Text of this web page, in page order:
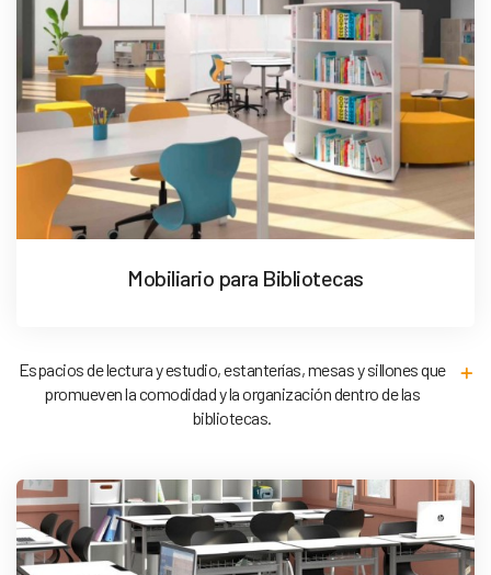
Mobiliario para Bibliotecas
Espacios de lectura y estudio, estanterías, mesas y sillones que
promueven la comodidad y la organización dentro de las
bibliotecas.